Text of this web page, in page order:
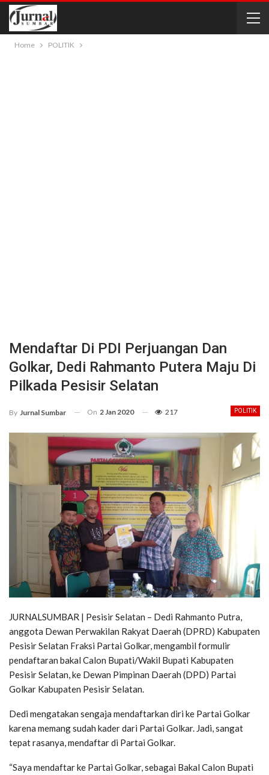
Home POLITIK
Mendaftar Di PDI Perjuangan Dan
Golkar, Dedi Rahmanto Putera Maju Di
Pilkada Pesisir Selatan
POLITIK
By Jurnal Sumbar On 2 Jan 2020 217
JURNALSUMBAR | Pesisir Selatan – Dedi Rahmanto Putra,
anggota Dewan Perwakilan Rakyat Daerah (DPRD) Kabupaten
Pesisir Selatan Fraksi Partai Golkar, mengambil formulir
pendaftaran bakal Calon Bupati/Wakil Bupati Kabupaten
Pesisir Selatan, ke Dewan Pimpinan Daerah (DPD) Partai
Golkar Kabupaten Pesisir Selatan.
Dedi mengatakan sengaja mendaftarkan diri ke Partai Golkar
karena memang sudah kader dari Partai Golkar. Jadi, sangat
tepat rasanya, mendaftar di Partai Golkar.
“Saya mendaftar ke Partai Golkar, sebagai Bakal Calon Bupati